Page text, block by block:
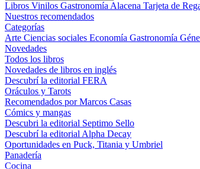
Libros Vinilos Gastronomía Alacena Tarjeta de
Nuestros recomendados
Categorías
Arte Ciencias sociales Economía Gastronomía
Novedades
Todos los libros
Novedades de libros en inglés
Descubrí la editorial FERA
Oráculos y Tarots
Recomendados por Marcos Casas
Cómics y mangas
Descubri la editorial Septimo Sello
Descubrí la editorial Alpha Decay
Oportunidades en Puck, Titania y Umbriel
Panadería
Cocina